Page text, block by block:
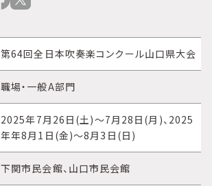
第64回全日本吹奏楽コンクール山口県大会
職場・一般A部門
2025年7月26日(土)～7月28日(月)、2025
年年8月1日(金)～8月3日(日)
下関市民会館、山口市民会館